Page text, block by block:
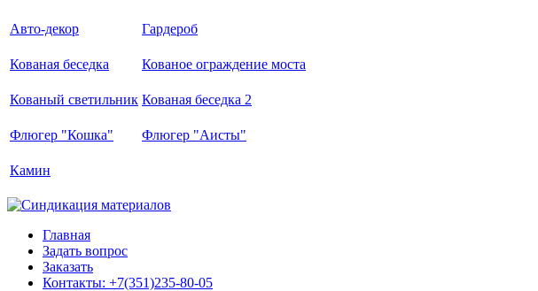
Авто-декор Гардероб
Кованая беседка Кованое ограждение моста
Кованый светильник Кованая беседка 2
Флюгер "Кошка" Флюгер "Аисты"
Камин
Главная
Задать вопрос
Заказать
Контакты: +7(351)235-80-05